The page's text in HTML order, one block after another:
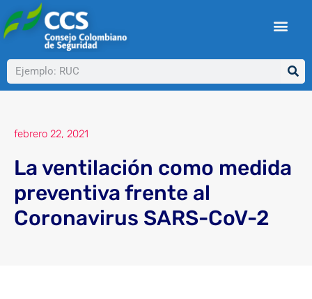
al
contenido
Buscar
febrero 22, 2021
La ventilación como medida
preventiva frente al
Coronavirus SARS-CoV-2